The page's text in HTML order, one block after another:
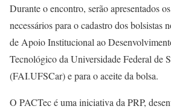
Durante o encontro, serão apresentados
necessários para o cadastro dos bolsistas
de Apoio Institucional ao
Tecnológico da Universidade Federal de
(FAI.UFSCar) e para o aceite da bolsa.
O PACTec é uma iniciativa da PRP,